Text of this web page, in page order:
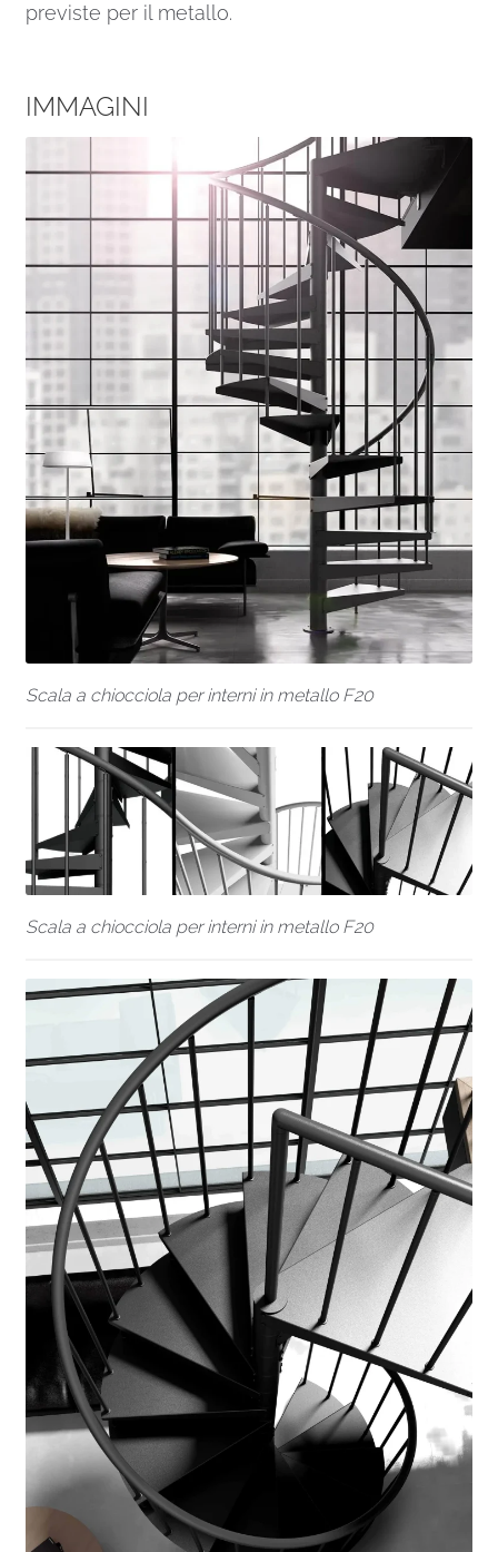
previste per il metallo.
IMMAGINI
Scala a chiocciola per interni in metallo F20
Scala a chiocciola per interni in metallo F20